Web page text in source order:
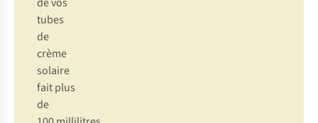
tubes
de
crème
solaire
fait plus
de